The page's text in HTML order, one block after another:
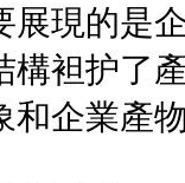
展現的是
構袒护了
企業產物